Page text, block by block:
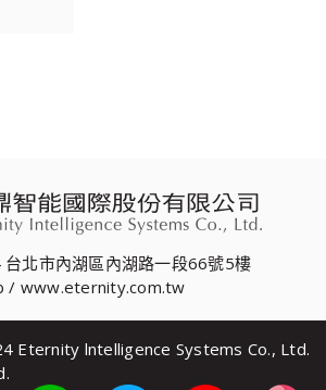
北市內湖區內湖路一段66號5樓
/ www.eternity.com.tw
Eternity lntelligence Systems Co., Ltd.
reserved.